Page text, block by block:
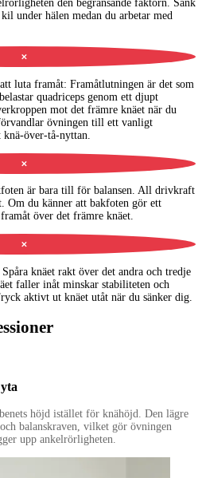
den begränsande faktorn. Sänk
under hälen medan du arbetar med
✕
luta framåt: Framåtlutningen är det som
quadriceps genom ett djupt
mot det främre knäet när du
övningen till ett vanligt
över-tå-nyttan.
✕
är bara till för balansen. All drivkraft
Om du känner att bakfoten gör ett
över det främre knäet.
✕
Spåra knäet rakt över det andra och tredje
faller inåt minskar stabiliteten och
aktivt ut knäet utåt när du sänker dig.
höjd istället för knähöjd. Den lägre
balanskraven, vilket gör övningen
upp ankelrörligheten.